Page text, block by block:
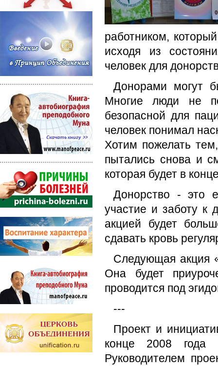
работником,
исходя из
человек для
Донорами могут
Многие люди не
безопасной для
человек понимал
Хотим пожелать
пытались снова и
которая будет в
Донорство - это
участие и заботу к
акцией будет
сдавать кровь
Следующая акция
Она будет
проводится под
---
Проект и
конце 2008 года
Руководителем